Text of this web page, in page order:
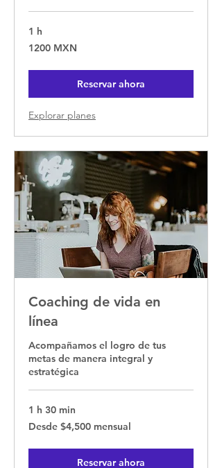
1 h
1200
pesos
1200 MXN
Reservar ahora
Explorar planes
Coaching de vida en
línea
Acompañamos el logro de tus
metas de manera integral y
estratégica
1 h 30 min
Desde
$4,500
Desde $4,500 mensual
Reservar ahora